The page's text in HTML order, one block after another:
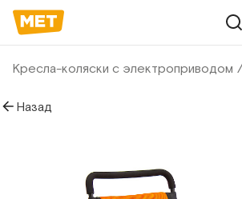
Кресла-коляски с электроприводом
Назад